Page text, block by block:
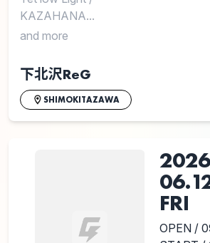
KAZAHANA...
and more
下北沢ReG
SHIMOKITAZAWA
2026
FRI
OPEN /